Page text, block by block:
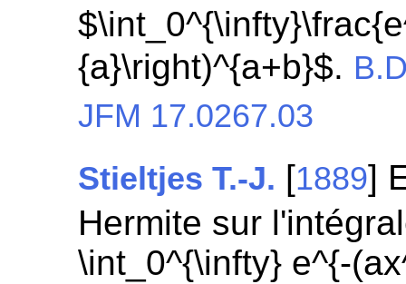
{a}\right)^{a+b}$.
JFM 17.0267.03
Stieltjes T.-J. [1889]
Hermite sur
\int_0^{\infty} e^{-